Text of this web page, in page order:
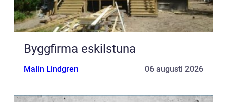
Byggfirma eskilstuna
Malin Lindgren 06 augusti 2026